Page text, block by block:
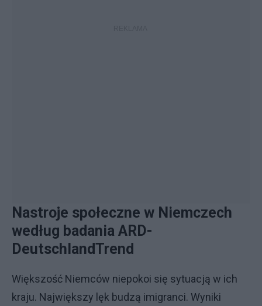
Nastroje społeczne w Niemczech
według badania ARD-
DeutschlandTrend
Większość Niemców niepokoi się sytuacją w ich
kraju. Największy lęk budzą imigranci. Wyniki